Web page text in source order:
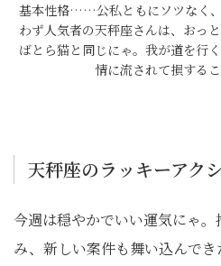
基本性格……公私ともにソツなく
わず人気者の天秤座さんは、おっ
ばとら猫と同じにゃ。我が道を行
情に流されて損する
天秤座のラッキーアク
今週は穏やかでいい運気にゃ
み、新しい案件も舞い込んで